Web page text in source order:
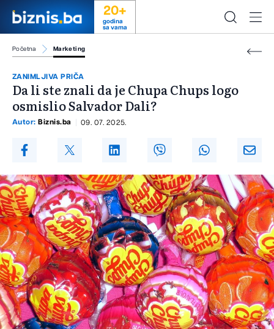
20+
godina
sa vama
Početna Marketing
ZANIMLJIVA PRIČA
Da li ste znali da je Chupa Chups logo
osmislio Salvador Dali?
Autor: Biznis.ba 09. 07. 2025.